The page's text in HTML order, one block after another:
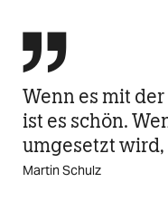

Wenn es mit
ist es schön.
umgesetzt wird,
Martin Schulz